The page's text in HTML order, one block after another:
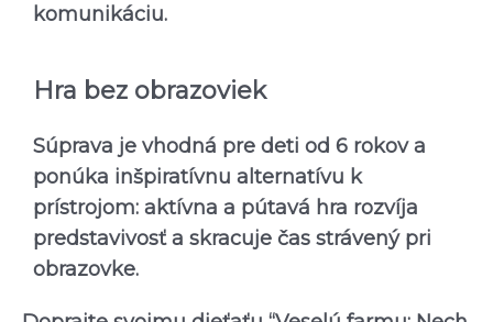
komunikáciu.
Hra bez obrazoviek
Súprava je vhodná pre deti od 6 rokov a
ponúka inšpiratívnu alternatívu k
prístrojom: aktívna a pútavá hra rozvíja
predstavivosť a skracuje čas strávený pri
obrazovke.